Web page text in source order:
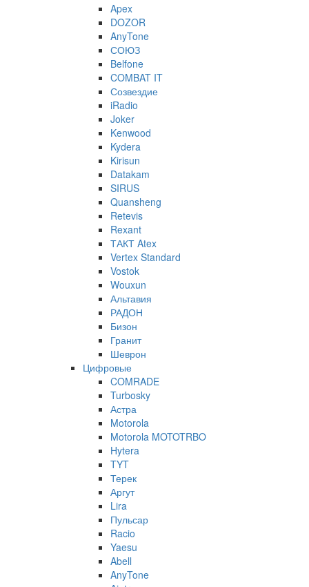
Apex
DOZOR
AnyTone
СОЮЗ
Belfone
COMBAT IT
Созвездие
iRadio
Joker
Kenwood
Kydera
Kirisun
Datakam
SIRUS
Quansheng
Retevis
Rexant
ТАКТ Atex
Vertex Standard
Vostok
Wouxun
Альтавия
РАДОН
Бизон
Гранит
Шеврон
Цифровые
COMRADE
Turbosky
Астра
Motorola
Motorola MOTOTRBO
Hytera
TYT
Терек
Аргут
Lira
Пульсар
Racio
Yaesu
Abell
AnyTone